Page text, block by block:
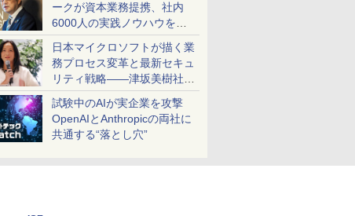
ークが資本業務提携、社内
6000人の実践ノウハウを生
かした「AI商談記録 for
RICOH」を展開へ
日本マイクロソフトが描く業
務プロセス変革と最新セキュ
リティ戦略――津坂美樹社長
が2027年度戦略を説明
試験中のAIが実企業を攻撃
OpenAIとAnthropicの両社に
共通する“落とし穴”